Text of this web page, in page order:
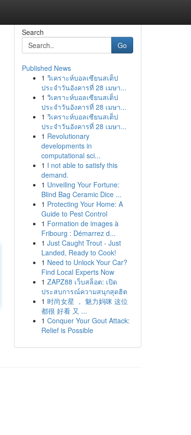
Search
Go
Published News
1 วิเคราะห์บอลเซียนสเต็ป
ประจำวันอังคารที่ 28 เมษา...
1 วิเคราะห์บอลเซียนสเต็ป
ประจำวันอังคารที่ 28 เมษา...
1 วิเคราะห์บอลเซียนสเต็ป
ประจำวันอังคารที่ 28 เมษา...
1 Revolutionary
developments in
computational sci...
1 I not able to satisfy this
demand.
1 Unveiling Your Fortune:
Blind Bag Ceramic Dice ...
1 Protecting Your Home: A
Guide to Pest Control
1 Formation de images à
Fribourg : Démarrez d...
1 Just Caught Trout - Just
Landed, Ready to Cook!
1 Need to Unlock Your Car?
Find Local Experts Now
1 ZAPZ88 เว็บสล็อต: เปิด
ประสบการณ์ความสนุกสุดฮิต
1 时尚女星 ， 魅力妈咪 这位
都很 好看 又 ...
1 Conquer Your Gout Attack:
Relief is Possible